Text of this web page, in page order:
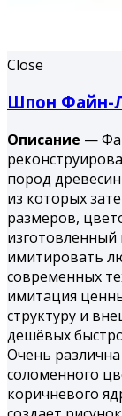
Close
Шпон Файн-
Описание —
пород
из которых
размеров,
изготовленный
имитировать
современных
имитация
структуру и
дешёвых
Очень
соломенного
коричневого